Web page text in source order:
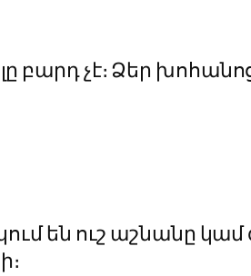
բարդ չէ։ Ձեր
են ուշ աշնանը